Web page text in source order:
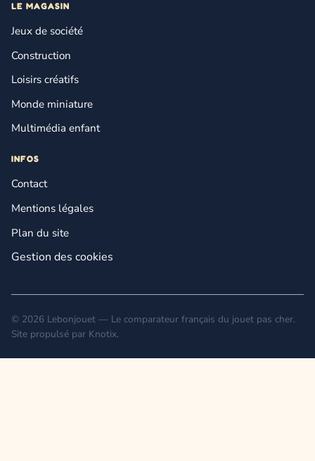
LE MAGASIN
Jeux de société
Construction
Loisirs créatifs
Monde miniature
Multimédia enfant
INFOS
Contact
Mentions légales
Plan du site
Gestion des cookies
© 2026 Lebonjouet — Le comparateur français du jouet pas cher.
Site propulsé par Knotix.